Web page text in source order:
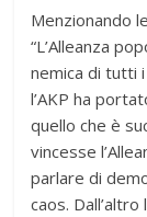
Menzionando
“L’Alleanza
nemica di tutti
l’AKP ha
quello che è
vincesse
parlare di
caos. Dall’altro